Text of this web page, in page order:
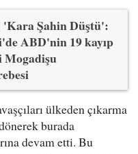
Şahin Düştü':
ABD'nin 19 kayıp
Mogadişu
ülkeden çıkarma
burada
devam etti. Bu